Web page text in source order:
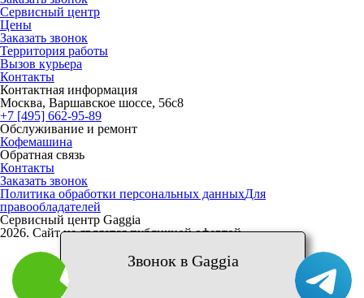
Сервисный центр
Цены
Заказать звонок
Территория работы
Вызов курьера
Контакты
Контактная информация
Москва, Варшавское шоссе, 56с8
+7 [495] 662-95-89
Обслуживание и ремонт
Кофемашина
Обратная связь
Контакты
Заказать звонок
Политика обработки персональных данныхДля
правообладателей
Сервисный центр Gaggia
2026. Сайт не является публичной офертой
Звонок в Gaggia